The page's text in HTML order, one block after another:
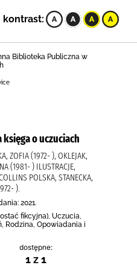
kontrast:
Biblioteka Publiczna w
księga o uczuciach
ZOFIA (1972- ), OKLEJAK,
(1981- ) ILUSTRACJE,
POLSKA, STANECKA,
).
2021.
fikcyjna), Uczucia,
Rodzina, Opowiadania i
dostępne:
1 z 1